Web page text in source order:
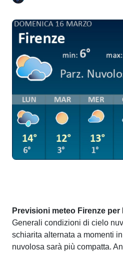
Previsioni meteo Firenze per
Generali condizioni di cielo
schiarita alternata a momenti
nuvolosa sarà più compatta.